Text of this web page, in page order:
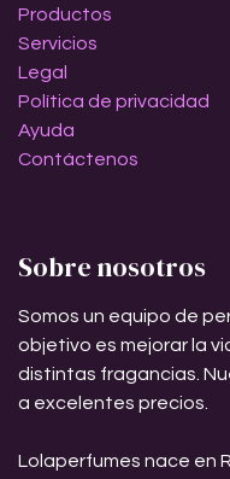
Productos
Servicios
Legal
Política de privacidad
Ayuda
Contáctenos
Sobre nosotros
Somos un equipo de
objetivo es mejorar la
distintas fragancias.
a excelentes precios.
Lolaperfumes nace en